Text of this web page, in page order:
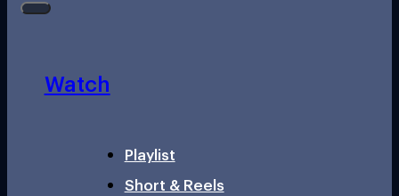
Watch
Playlist
Short & Reels